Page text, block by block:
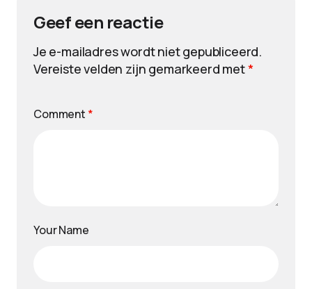
Geef een reactie
Je e-mailadres wordt niet gepubliceerd.
Vereiste velden zijn gemarkeerd met*
Comment *
Your Name